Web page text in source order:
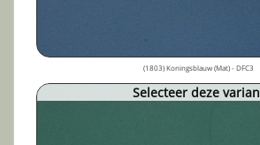
(1803) Koningsblauw (Mat) - DFC3
Selecteer deze